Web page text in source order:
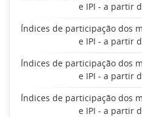
e IPI - a partir
Índices de participação dos
e IPI - a partir
Índices de participação dos
e IPI - a partir
Índices de participação dos
e IPI - a partir